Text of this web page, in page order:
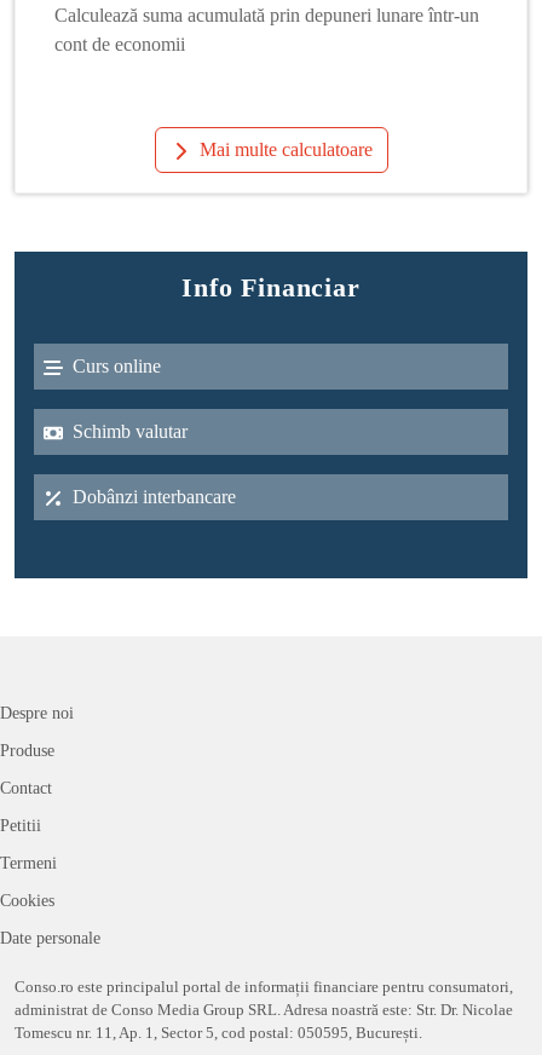
Calculează suma acumulată prin depuneri lunare într-un
cont de economii
Mai multe calculatoare
Info Financiar
Curs online
Schimb valutar
Dobânzi interbancare
Despre noi
Produse
Contact
Petitii
Termeni
Cookies
Date personale
Conso.ro este principalul portal de informații financiare pentru consumatori,
administrat de Conso Media Group SRL. Adresa noastră este: Str. Dr. Nicolae
Tomescu nr. 11, Ap. 1, Sector 5, cod postal: 050595, București.